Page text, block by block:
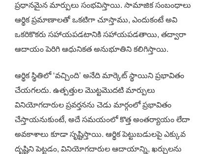
ప్రధానమైన మార్పులు సంభవిస్తాయి. సామాజిక సంబంధాలు
ఆర్థిక ప్రమాణాలతో ఒకటిగా చూస్తాము, ఎందుకంటే అవి
ఒకరికొకరు సహాయపడటానికి సహాయపడతాయి, తద్వారా
ఆదాయం పెరిగి ఆధునికత అనుభూతిని కలిగిస్తాయి.
ఆర్థిక స్థితిలో ‘వచ్చింది’ అనేది మార్కెట్ స్థాయిని ప్రభావితం
చేయగలదు. ఉత్పత్తుల మొట్టమొదటి మార్పులు
వినియోగదారుల ప్రవర్తనను చెడు మార్గంలో ప్రభావితం
చేస్తాయనుకుంటే, అదే సమయంలో కొత్త అంతర్యాయం లేదా
అవకాశాలు కూడా సృష్టిస్తాయి. ఆర్థిక పెట్టుబడులపై ఎక్కువ
దృష్టిని పెట్టడం, వినియోగదారుల ఆదాయాన్ని, ఖర్చులను